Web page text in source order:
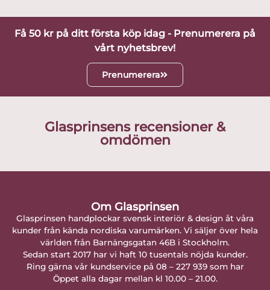
Få 50 kr på ditt första köp idag - Prenumerera på
vårt nyhetsbrev!
Prenumerera
Glasprinsens recensioner &
omdömen
Om Glasprinsen
Glasprinsen handplockar svensk interiör & design åt våra
kunder från kända nordiska varumärken. Vi säljer över hela
världen från Barnängsgatan 46B i Stockholm.
Sedan start 2017 har vi haft 10 tusentals nöjda kunder.
Ring gärna vår kundservice på 08 – 227 939 som har
Öppet alla dagar mellan kl 10.00 – 21.00.